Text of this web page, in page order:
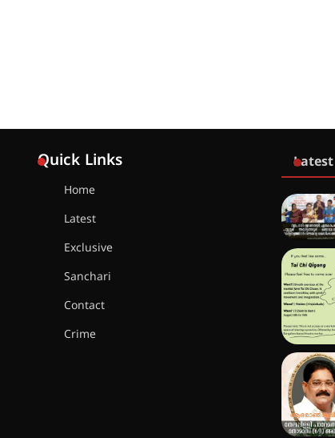
Quick Links
Home
Latest
Exclusive
Sanchari
Contact
Crime
Latest